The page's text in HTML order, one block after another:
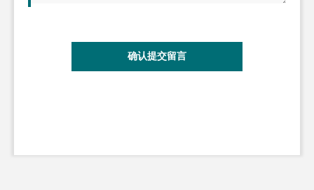
确认提交留言